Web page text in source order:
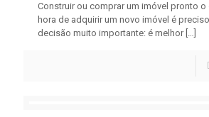
Construir ou comprar um imóvel pronto o
hora de adquirir um novo imóvel é
decisão muito importante: é melhor[…]